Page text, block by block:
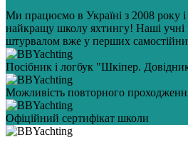
Ми працюємо в Україні з 2008 року
найкращу школу яхтингу! Наші учні
штурвалом вже у перших
Посібник і логбук "Шкіпер.
Можливість повторного
Офіційний сертифікат школи